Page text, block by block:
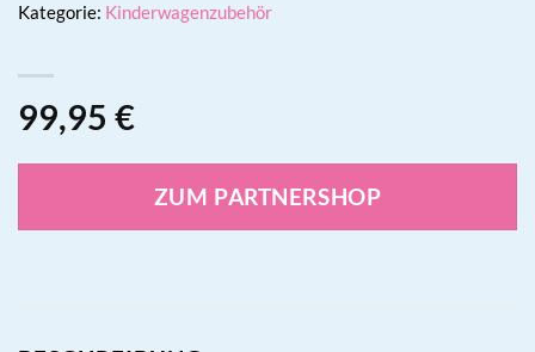
99,95 €
ZUM PARTNERSHOP
Kategorie: Kinderwagenzubehör